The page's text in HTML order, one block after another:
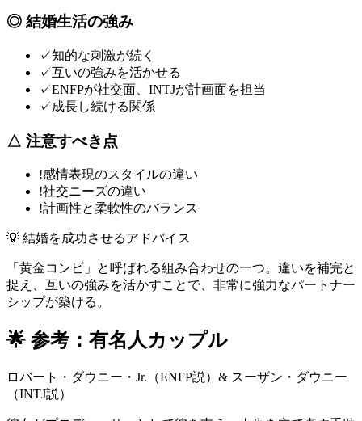
◎ 結婚生活の強み
✓知的な刺激が続く
✓互いの強みを活かせる
✓ENFPが社交面、INTJが計画面を担当
✓ 成長し続ける関係
△ 注意すべき点
!感情表現のスタイルの違い
!社交ニーズの違い
!計画性と柔軟性のバランス
💡 結婚を成功させるアドバイス
「黄金コンビ」と呼ばれる組み合わせの一つ。違いを補完と
捉え、互いの強みを活かすことで、非常に強力なパートナー
シップが築ける。
🌟 参考：有名人カップル
ロバート・ダウニー・Jr.（ENFP説）& スーザン・ダウニー
（INTJ説）